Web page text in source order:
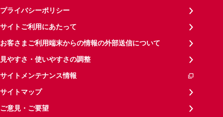
プライバシーポリシー
サイトご利用にあたって
お客さまご利用端末からの情報の外部送信について
見やすさ・使いやすさの調整
サイトメンテナンス情報
サイトマップ
ご意見・ご要望